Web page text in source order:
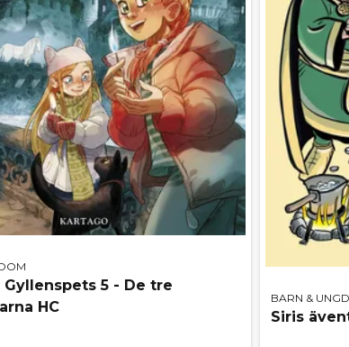
Gyllenspets 5 - De tre
HC
BARN &
Siris